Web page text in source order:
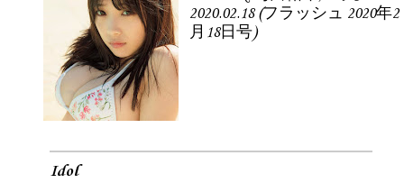
2020.02.18 (フラッシュ 2020年2
月18日号)
Idol